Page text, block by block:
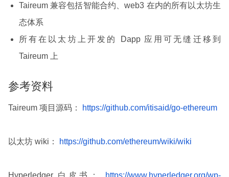
Taireum 兼容包括智能合约、web3 在内的所有以太坊生
态体系
所有在以太坊上开发的 Dapp 应用可无缝迁移到
Taireum 上
参考资料
Taireum 项目源码： https://github.com/itisaid/go-ethereum
以太坊 wiki： https://github.com/ethereum/wiki/wiki